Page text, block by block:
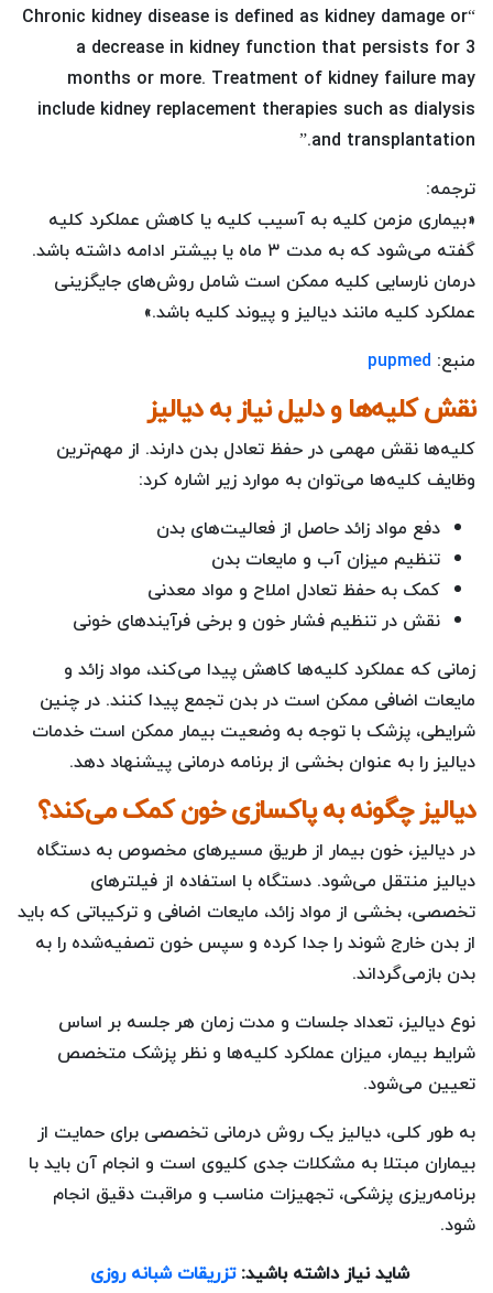
“Chronic kidney disease is defined as kidney damage or
a decrease in kidney function that persists for 3
months or more. Treatment of kidney failure may
include kidney replacement therapies such as dialysis
and transplantation.”
ترجمه:
«بیماری مزمن کلیه به آسیب کلیه یا کاهش عملکرد کلیه
گفته می‌شود که به مدت ۳ ماه یا بیشتر ادامه داشته باشد.
درمان نارسایی کلیه ممکن است شامل روش‌های جایگزینی
عملکرد کلیه مانند دیالیز و پیوند کلیه باشد.»
منبع: pupmed
نقش کلیه‌ها و دلیل نیاز به دیالیز
کلیه‌ها نقش مهمی در حفظ تعادل بدن دارند. از مهم‌ترین
وظایف کلیه‌ها می‌توان به موارد زیر اشاره کرد:
دفع مواد زائد حاصل از فعالیت‌های بدن
تنظیم میزان آب و مایعات بدن
کمک به حفظ تعادل املاح و مواد معدنی
نقش در تنظیم فشار خون و برخی فرآیندهای خونی
زمانی که عملکرد کلیه‌ها کاهش پیدا می‌کند، مواد زائد و
مایعات اضافی ممکن است در بدن تجمع پیدا کنند. در چنین
شرایطی، پزشک با توجه به وضعیت بیمار ممکن است خدمات
دیالیز را به عنوان بخشی از برنامه درمانی پیشنهاد دهد.
دیالیز چگونه به پاکسازی خون کمک می‌کند؟
در دیالیز، خون بیمار از طریق مسیرهای مخصوص به دستگاه
دیالیز منتقل می‌شود. دستگاه با استفاده از فیلترهای
تخصصی، بخشی از مواد زائد، مایعات اضافی و ترکیباتی که باید
از بدن خارج شوند را جدا کرده و سپس خون تصفیه‌شده را به
بدن بازمی‌گرداند.
نوع دیالیز، تعداد جلسات و مدت زمان هر جلسه بر اساس
شرایط بیمار، میزان عملکرد کلیه‌ها و نظر پزشک متخصص
تعیین می‌شود.
به طور کلی، دیالیز یک روش درمانی تخصصی برای حمایت از
بیماران مبتلا به مشکلات جدی کلیوی است و انجام آن باید با
برنامه‌ریزی پزشکی، تجهیزات مناسب و مراقبت دقیق انجام
شود.
شاید نیاز داشته باشید:تزریقات شبانه روزی